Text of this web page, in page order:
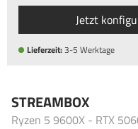
Jetzt
Lieferzeit:3-5 Werktage
STREAMBOX
Ryzen 5 9600X - RTX